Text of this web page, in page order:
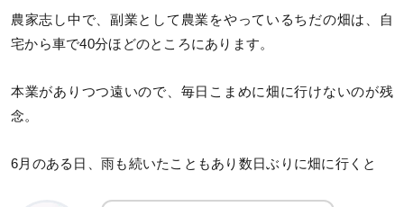
農家志し中で、副業として農業をやっているちだの畑は、自
宅から車で40分ほどのところにあります。
本業がありつつ遠いので、毎日こまめに畑に行けないのが残
念。
6月のある日、雨も続いたこともあり数日ぶりに畑に行くと